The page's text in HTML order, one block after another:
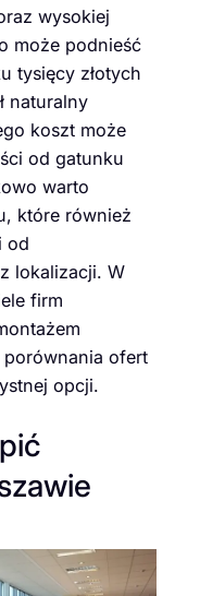
wysokiej
może podnieść
tysięcy złotych
naturalny
koszt może
od gatunku
warto
które również
od
lokalizacji. W
firm
ofert
opcji.